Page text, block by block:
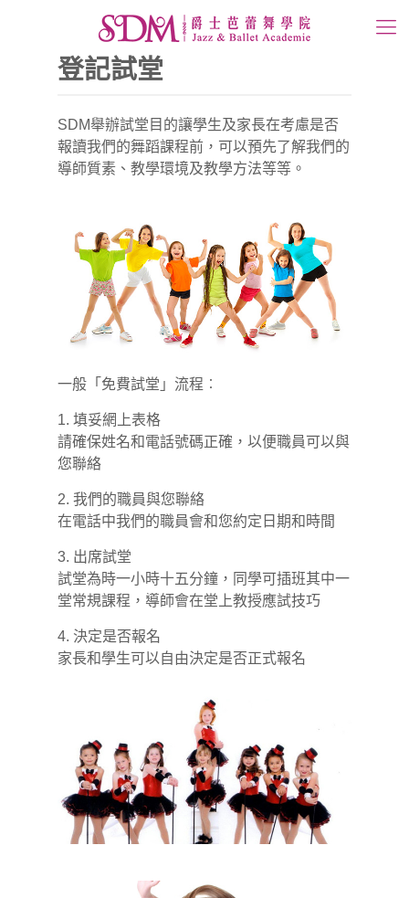
登記試堂
SDM舉辦試堂目的讓學生及家長在考慮是否
報讀我們的舞蹈課程前，可以預先了解我們的
導師質素、教學環境及教學方法等等。
一般「免費試堂」流程︰
1. 填妥網上表格
請確保姓名和電話號碼正確，以便職員可以與
您聯絡
2. 我們的職員與您聯絡
在電話中我們的職員會和您約定日期和時間
3. 出席試堂
試堂為時一小時十五分鐘，同學可插班其中一
堂常規課程，導師會在堂上教授應試技巧
4. 決定是否報名
家長和學生可以自由決定是否正式報名